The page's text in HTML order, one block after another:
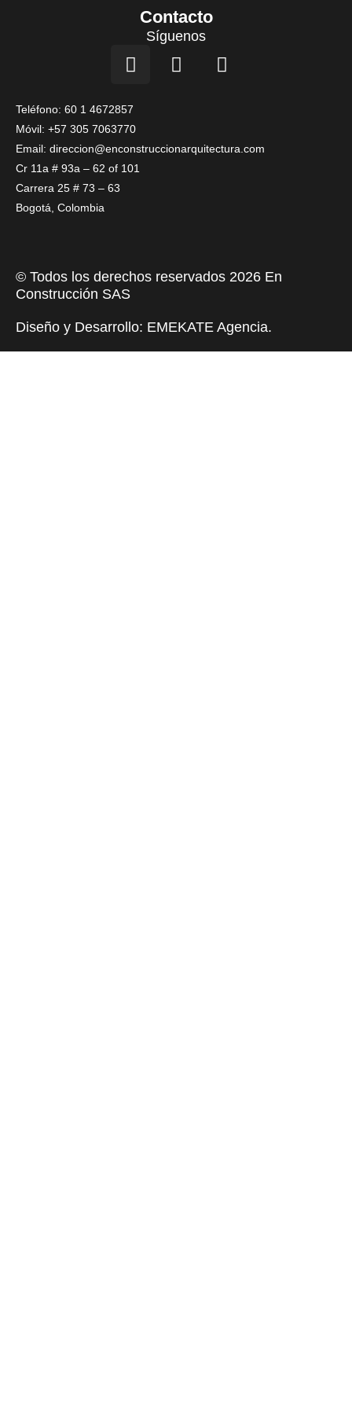
Contacto
Síguenos
I
n
t
a
g
r
F
a
o
L
i
d
Teléfono: 60 1 4672857
Móvil: +57 305 7063770
Email: direccion@enconstruccionarquitectura.com
Cr 11a # 93a – 62 of 101
Carrera 25 # 73 – 63
Bogotá, Colombia
© Todos los derechos reservados 2026 En
Construcción SAS
Diseño y Desarrollo: EMEKATE Agencia.